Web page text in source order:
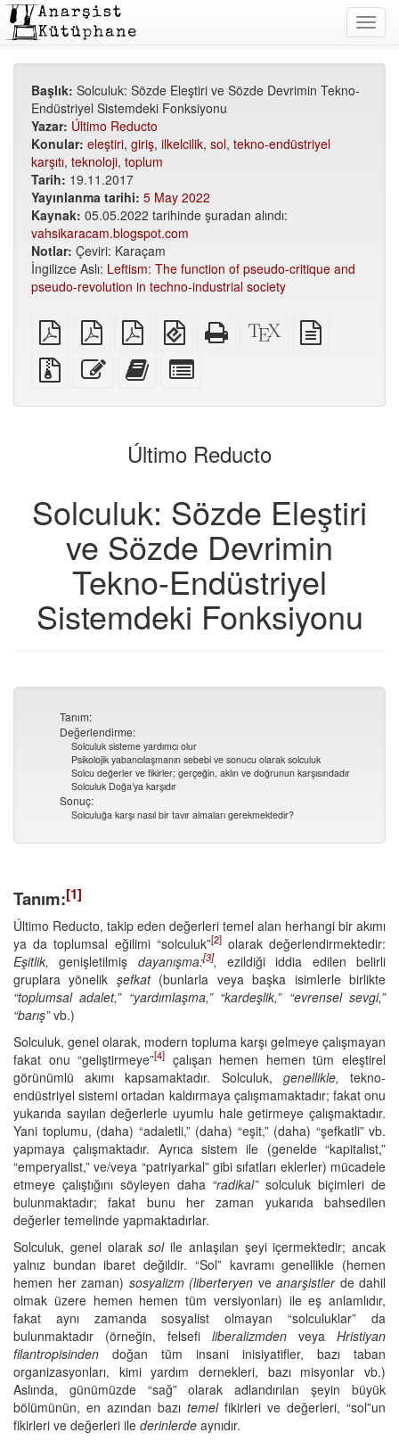
Başlık: Solculuk: Sözde Eleştiri ve Sözde Devrimin Tekno-
Endüstriyel Sistemdeki Fonksiyonu
Yazar: Último Reducto
Konular: eleştiri, giriş, ilkelcilik, sol, tekno-endüstriyel
karşıtı, teknoloji, toplum
Tarih: 19.11.2017
Yayınlanma tarihi: 5 May 2022
Kaynak: 05.05.2022 tarihinde şuradan alındı:
vahsikaracam.blogspot.com
Notlar: Çeviri: Karaçam
İngilizce Aslı: Leftism: The function of pseudo-critique and
pseudo-revolution in techno-industrial society
Düz
PDF
A5
PDF
A6
PDF
EPUB
(mobil
cihazlar
için)
Bağımsız
HTML
XeLaTeX
kaynak
Ek
dosyalarla
kaynak
metni
Bu
metni
yapıcıyatek
parçaları
seç
Último Reducto
Solculuk: Sözde Eleştiri
ve Sözde Devrimin
Tekno-Endüstriyel
Sistemdeki Fonksiyonu
Tanım:
Değerlendirme:
Solculuk sisteme yardımcı olur
Psikolojik yabancılaşmanın sebebi ve sonucu olarak solculuk
Solcu değerler ve fikirler; gerçeğin, aklın ve doğrunun karşısındadır
Solculuk Doğa’ya karşıdır
Sonuç:
Solculuğa karşı nasıl bir tavır almaları gerekmektedir?
Tanım:[1]
Último Reducto, takip eden değerleri temel alan herhangi bir akımı
ya da toplumsal eğilimi “solculuk”[2]olarak değerlendirmektedir:
Eşitlik, genişletilmiş dayanışma:[3], ezildiği iddia edilen belirli
gruplara yönelik şefkat(bunlarla veya başka isimlerle birlikte
“toplumsal adalet,” “yardımlaşma,” “kardeşlik,” “evrensel sevgi,”
“barış”vb.)
Solculuk, genel olarak, modern topluma karşı gelmeye çalışmayan
fakat onu “geliştirmeye”[4] çalışan hemen hemen tüm eleştirel
görünümlü akımı kapsamaktadır. Solculuk, genellikle, tekno-
endüstriyel sistemi ortadan kaldırmaya çalışmamaktadır; fakat onu
yukarıda sayılan değerlerle uyumlu hale getirmeye çalışmaktadır.
Yani toplumu, (daha) “adaletli,” (daha) “eşit,” (daha) “şefkatli” vb.
yapmaya çalışmaktadır. Ayrıca sistem ile (genelde “kapitalist,”
“emperyalist,” ve/veya “patriyarkal” gibi sıfatları eklerler) mücadele
etmeye çalıştığını söyleyen daha “radikal”solculuk biçimleri de
bulunmaktadır; fakat bunu her zaman yukarıda bahsedilen
değerler temelinde yapmaktadırlar.
Solculuk, genel olaraksolile anlaşılan şeyi içermektedir; ancak
yalnız bundan ibaret değildir. “Sol” kavramı genellikle (hemen
hemen her zaman) sosyalizm (liberteryen ve anarşistlerde dahil
olmak üzere hemen hemen tüm versiyonları) ile eş anlamlıdır,
fakat aynı zamanda sosyalist olmayan “solculuklar” da
bulunmaktadır (örneğin, felsefi liberalizmden veya Hristiyan
filantropisinden doğan tüm insani inisiyatifler, bazı taban
organizasyonları, kimi yardım dernekleri, bazı misyonlar vb.)
Aslında, günümüzde “sağ” olarak adlandırılan şeyin büyük
bölümünün, en azından bazı temelfikirleri ve değerleri, “sol”un
fikirleri ve değerleri ile derinlerde aynıdır.